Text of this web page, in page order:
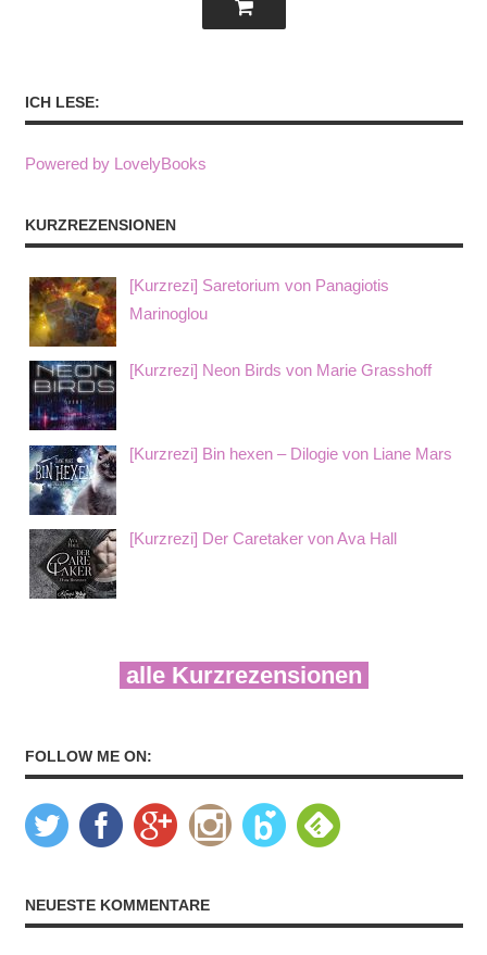
ICH LESE:
Powered by LovelyBooks
KURZREZENSIONEN
[Kurzrezi] Saretorium von Panagiotis
Marinoglou
[Kurzrezi] Neon Birds von Marie Grasshoff
[Kurzrezi] Bin hexen – Dilogie von Liane Mars
[Kurzrezi] Der Caretaker von Ava Hall
alle Kurzrezensionen
FOLLOW ME ON:
NEUESTE KOMMENTARE